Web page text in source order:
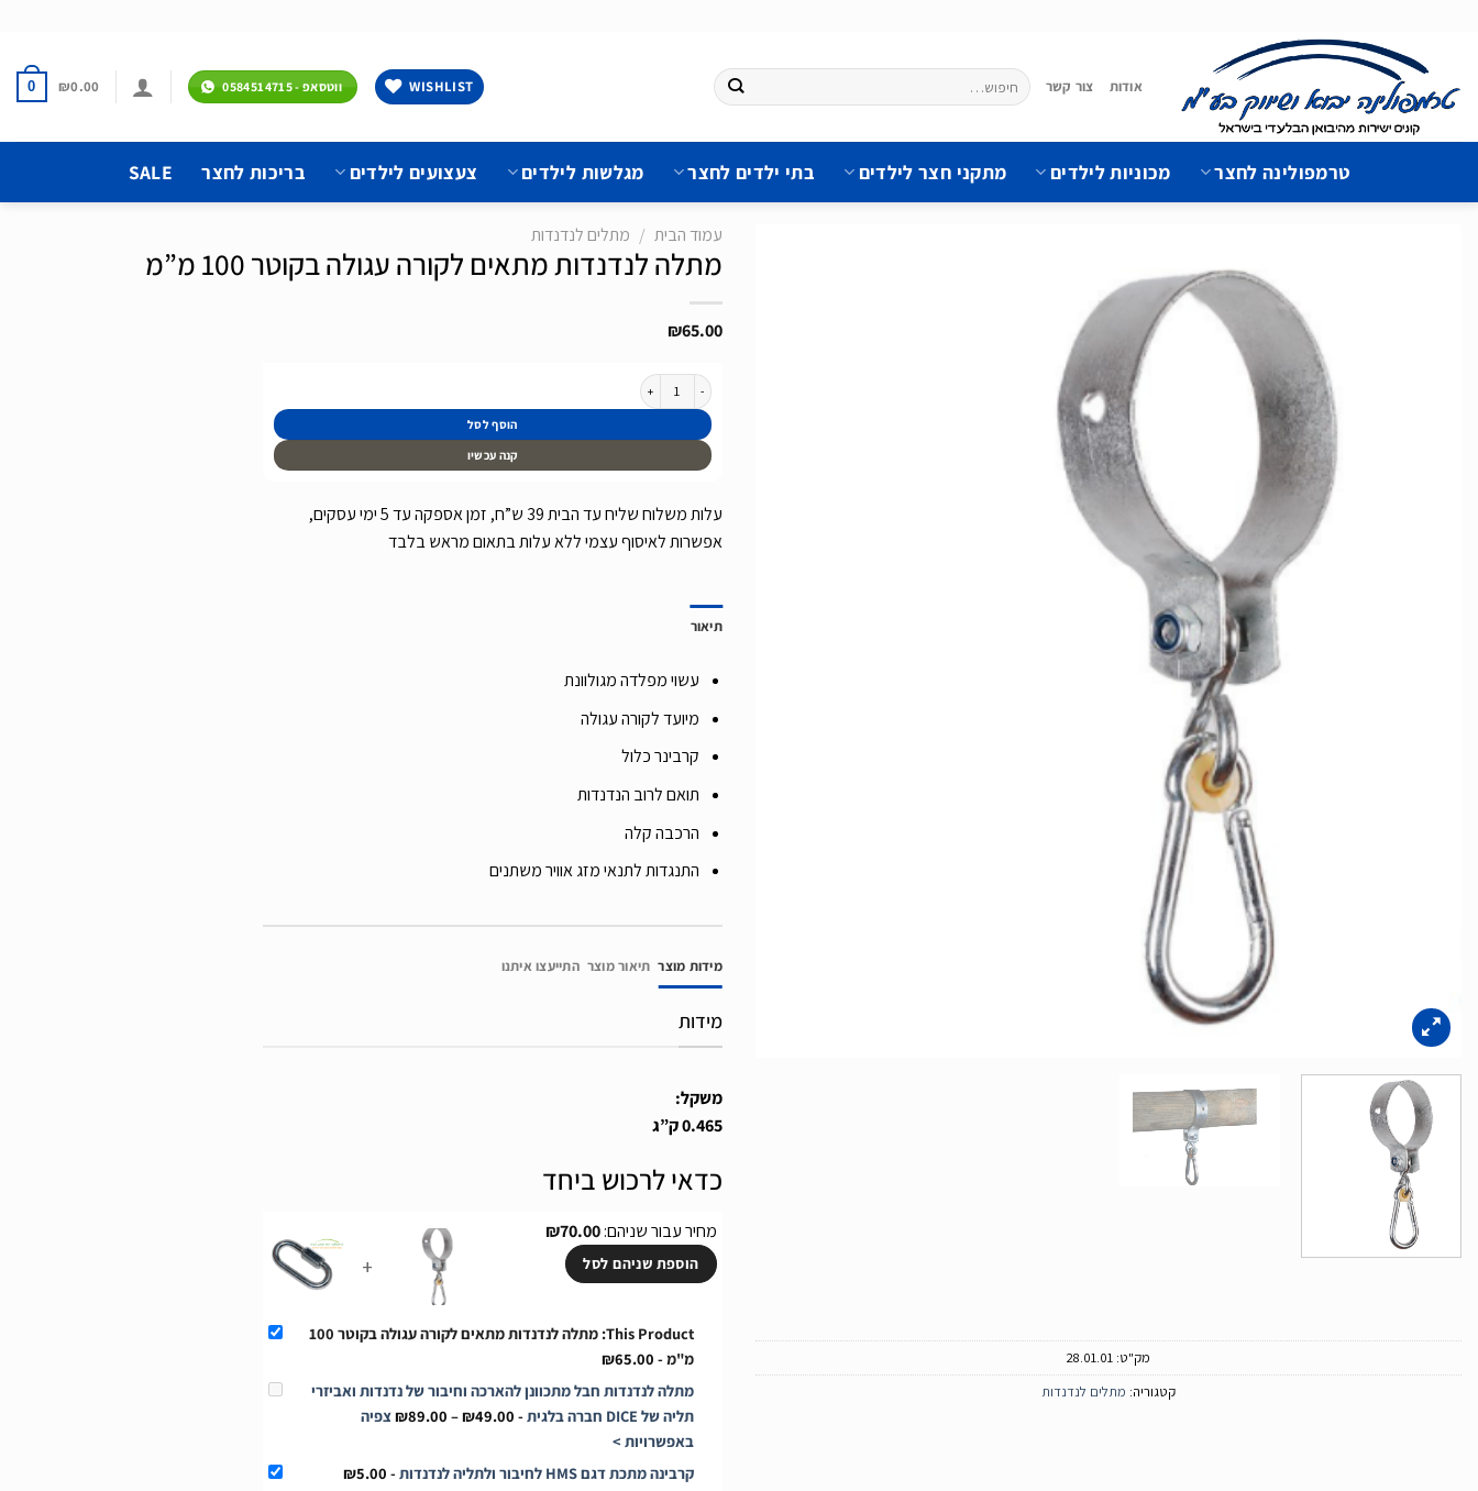
content
אודות צור קשר
חיפוש
עבור:
WISHLIST ווטסאפ - 0584514715 ₪0.00
0
טרמפולינה לחצר מכוניות לילדים מתקני חצר לילדים בתי ילדים לחצר מגלשות לילדים צעצועים לילדים בריכות לחצר SALE
מק"ט: 28.01.01
קטגוריה: מתלים לנדנדות
עמוד הבית / מתלים לנדנדות
מתלה לנדנדות מתאים לקורה עגולה בקוטר 100 מ”מ
₪65.00
כמות של מתלה לנדנדות מתאים לקורה עגולה בקוטר 100 מ"מ
הוסף לסל
קנה עכשיו
עלות משלוח שליח עד הבית 39 ש”ח, זמן אספקה עד 5 ימי עסקים,
אפשרות לאיסוף עצמי ללא עלות בתאום מראש בלבד
תיאור
עשוי מפלדה מגולוונת
מיועד לקורה עגולה
קרבינר כלול
תואם לרוב הנדנדות
הרכבה קלה
התנגדות לתנאי מזג אוויר משתנים
מידות מוצר תיאור מוצר התייעצו איתנו
מידות
משקל:
0.465 ק”ג
כדאי לרכוש ביחד
+
מחיר עבור שניהם: ₪70.00
הוספת שניהם לסל
This Product: מתלה לנדנדות מתאים לקורה עגולה בקוטר 100
מ"מ-
₪65.00
מתלה לנדנדות חבל מתכוונן להארכה וחיבור של נדנדות ואביזרי
תליה של DICE חברה בלגית
-
₪49.00
–
₪89.00 טווח
מחירים:
צפיה
באפשרויות >
קרבינה מתכת דגם HMS לחיבור ולתליה לנדנדות
-
₪5.00